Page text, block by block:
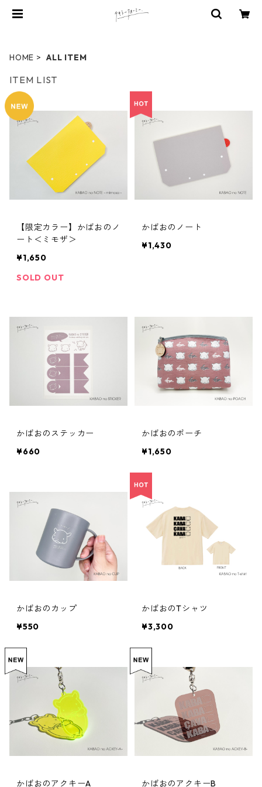
HOME ALL ITEM
ITEM LIST
【限定カラー】かばおのノ
ート＜ミモザ＞
¥1,650
SOLD OUT
かばおのノート
¥1,430
かばおのステッカー
¥660
かばおのポーチ
¥1,650
かばおのカップ
¥550
かばおのTシャツ
¥3,300
かばおのアクキーA かばおのアクキーB